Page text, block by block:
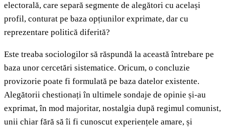
electorală, care separă segmente de alegători cu același
profil, conturat pe baza opțiunilor exprimate, dar cu
reprezentare politică diferită?
Este treaba sociologilor să răspundă la această întrebare pe
baza unor cercetări sistematice. Oricum, o concluzie
provizorie poate fi formulată pe baza datelor existente.
Alegătorii chestionați în ultimele sondaje de opinie și-au
exprimat, în mod majoritar, nostalgia după regimul comunist,
unii chiar fără să îi fi cunoscut experiențele amare, și